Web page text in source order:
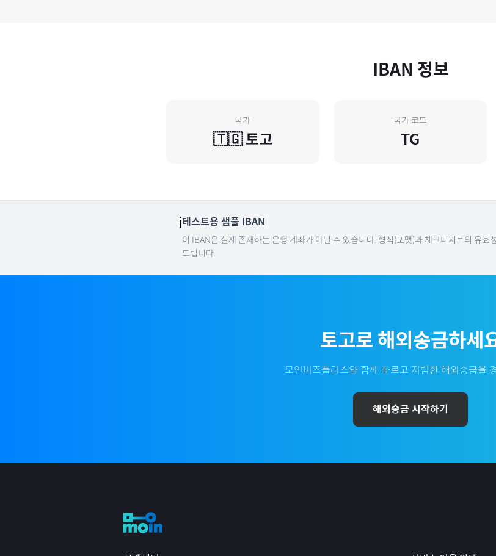
IBAN 정보
국가
🇹🇬 토고
국가 코드
TG
ℹ️테스트용 샘플 IBAN
이 IBAN은 실제 존재하는 은행 계좌가 아닐 수 있습니다. 형식(포맷)과 체크디지트의 유효
드립니다.
토고로 해외송금하세
모인비즈플러스와 함께 빠르고 저렴한 해외송금을
해외송금 시작하기